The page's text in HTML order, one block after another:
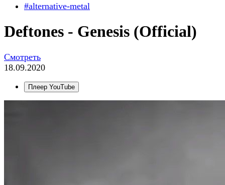
#alternative-metal
Deftones - Genesis (Official)
Смотреть
18.09.2020
Плеер YouTube